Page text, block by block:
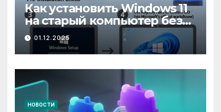
Как установить Windows 11
на старый компьютер без
UEFI и TPM.
01.12.2025
НОВОСТИ